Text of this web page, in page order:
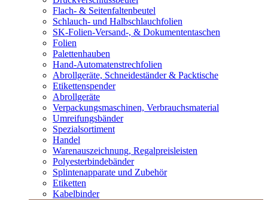
Flach- & Seitenfaltenbeutel
Schlauch- und Halbschlauchfolien
SK-Folien-Versand-, & Dokumententaschen
Folien
Palettenhauben
Hand-Automatenstrechfolien
Abrollgeräte, Schneideständer & Packtische
Etikettenspender
Abrollgeräte
Verpackungsmaschinen, Verbrauchsmaterial
Umreifungsbänder
Spezialsortiment
Handel
Warenauszeichnung, Regalpreisleisten
Polyesterbindebänder
Splintenapparate und Zubehör
Etiketten
Kabelbinder